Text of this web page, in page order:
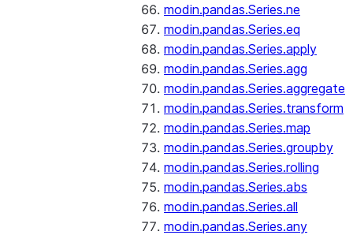
modin.pandas.Series.ne
modin.pandas.Series.eq
modin.pandas.Series.apply
modin.pandas.Series.agg
modin.pandas.Series.aggregate
modin.pandas.Series.transform
modin.pandas.Series.map
modin.pandas.Series.groupby
modin.pandas.Series.rolling
modin.pandas.Series.abs
modin.pandas.Series.all
modin.pandas.Series.any